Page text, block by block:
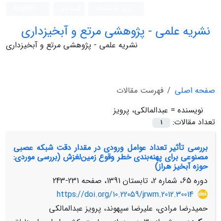
نشریه علمی - پژوهشی مرتع و آبخیزداری
نشریه علمی - پژوهشی مرتع و آبخیزداری
صفحه اصلی
فهرست مقالات
نویسنده = عبدالمالکی، پرویز
تعداد مقالات:
1
بررسی تأثیر تعداد عوامل ورودی در مقدار دقت شبکه عصبی
مصنوعی برای پهنه‌بندی خطر وقوع زمین‌لغزش (بررسی موردی:
حوزه آبخیز هراز)
دوره 65، شماره 2، تابستان 1391، صفحه
231-243
https://doi.org/10.22059/jrwm.2012.30014
حمیدرضا مرادی، علیرضا سپهوند، پرویز عبدالمالکی